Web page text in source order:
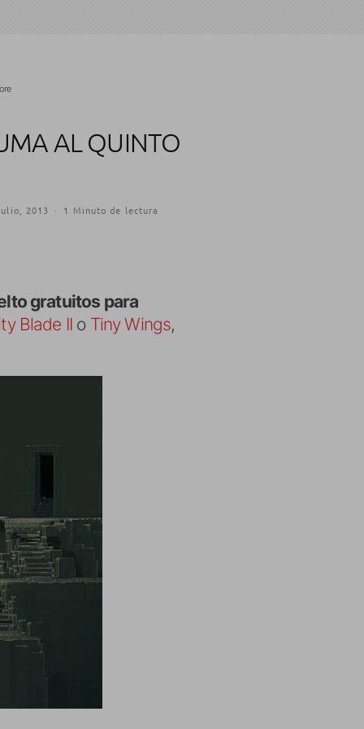
AL QUINTO
2013 · 1 Minuto de lectura
gratuitos para
Blade II o Tiny Wings,